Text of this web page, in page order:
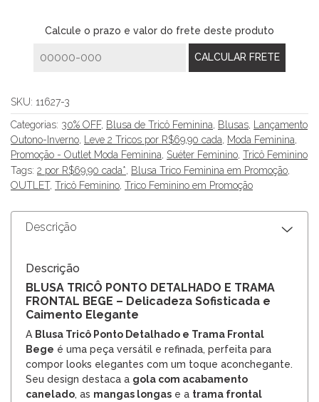
Calcule o prazo e valor do frete deste produto
SKU: 11627-3
Categorias: 30% OFF, Blusa de Tricô Feminina, Blusas, Lançamento
Outono-Inverno, Leve 2 Tricos por R$69,90 cada, Moda Feminina,
Promoção - Outlet Moda Feminina, Suéter Feminino, Tricô Feminino
Tags: 2 por R$69.90 cada*, Blusa Trico Feminina em Promoção,
OUTLET, Tricô Feminino, Trico Feminino em Promoção
Descrição
Descrição
BLUSA TRICÔ PONTO DETALHADO E TRAMA
FRONTAL BEGE – Delicadeza Sofisticada e
Caimento Elegante
A Blusa Tricô Ponto Detalhado e Trama Frontal
Bege é uma peça versátil e refinada, perfeita para
compor looks elegantes com um toque aconchegante.
Seu design destaca a gola com acabamento
canelado, as mangas longas e a trama frontal